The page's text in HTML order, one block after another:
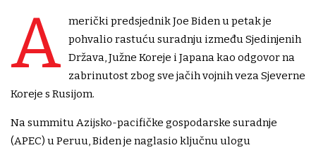
A
merički predsjednik Joe Biden u petak je
pohvalio rastuću suradnju između Sjedinjenih
Država, Južne Koreje i Japana kao odgovor na
zabrinutost zbog sve jačih vojnih veza Sjeverne
Koreje s Rusijom.
Na summitu Azijsko-pacifičke gospodarske suradnje
(APEC) u Peruu, Biden je naglasio ključnu ulogu